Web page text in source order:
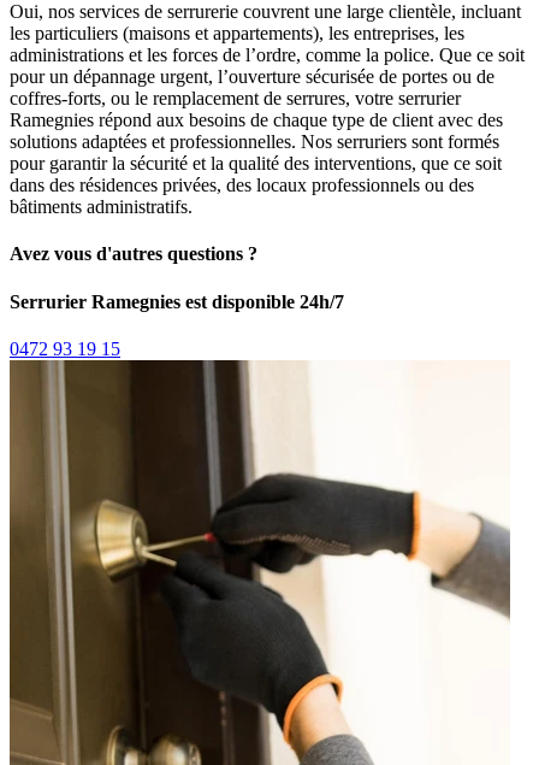
Oui, nos services de serrurerie couvrent une large clientèle, incluant
les particuliers (maisons et appartements), les entreprises, les
administrations et les forces de l’ordre, comme la police. Que ce soit
pour un dépannage urgent, l’ouverture sécurisée de portes ou de
coffres-forts, ou le remplacement de serrures, votre serrurier
Ramegnies répond aux besoins de chaque type de client avec des
solutions adaptées et professionnelles. Nos serruriers sont formés
pour garantir la sécurité et la qualité des interventions, que ce soit
dans des résidences privées, des locaux professionnels ou des
bâtiments administratifs.
Avez vous d'autres questions ?
Serrurier Ramegnies est disponible 24h/7
0472 93 19 15